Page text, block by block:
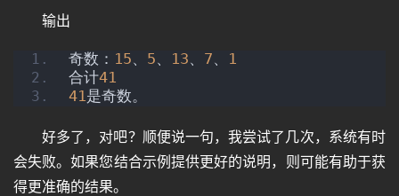
输出
奇数： 15、 5、 13、 7、 1
合计41
41是奇数。
好多了，对吧？顺便说一句，我尝试了几次，系统有时
会失败。如果您结合示例提供更好的说明，则可能有助于获
得更准确的结果。